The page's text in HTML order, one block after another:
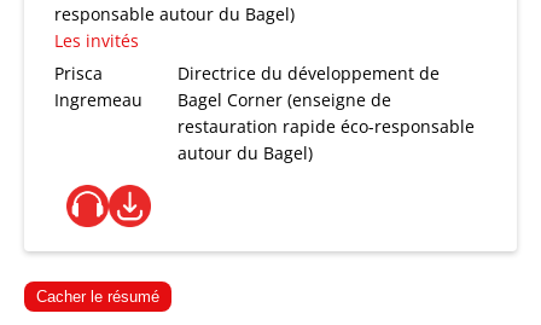
responsable autour du Bagel)
Les invités
Prisca
Ingremeau
Directrice du développement de
Bagel Corner (enseigne de
restauration rapide éco-responsable
autour du Bagel)
Cacher le résumé